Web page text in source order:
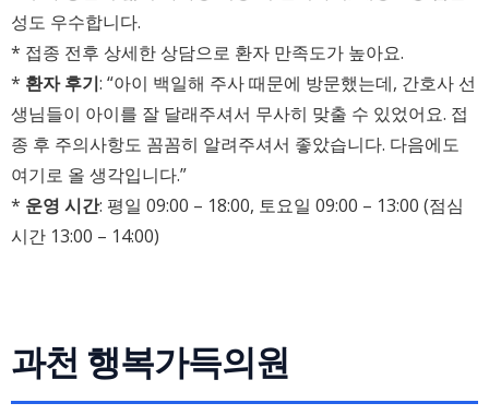
성도 우수합니다.
* 접종 전후 상세한 상담으로 환자 만족도가 높아요.
* 환자 후기: “아이 백일해 주사 때문에 방문했는데, 간호사 선
생님들이 아이를 잘 달래주셔서 무사히 맞출 수 있었어요. 접
종 후 주의사항도 꼼꼼히 알려주셔서 좋았습니다. 다음에도
여기로 올 생각입니다.”
* 운영 시간: 평일 09:00 – 18:00, 토요일 09:00 – 13:00 (점심
시간 13:00 – 14:00)
과천 행복가득의원